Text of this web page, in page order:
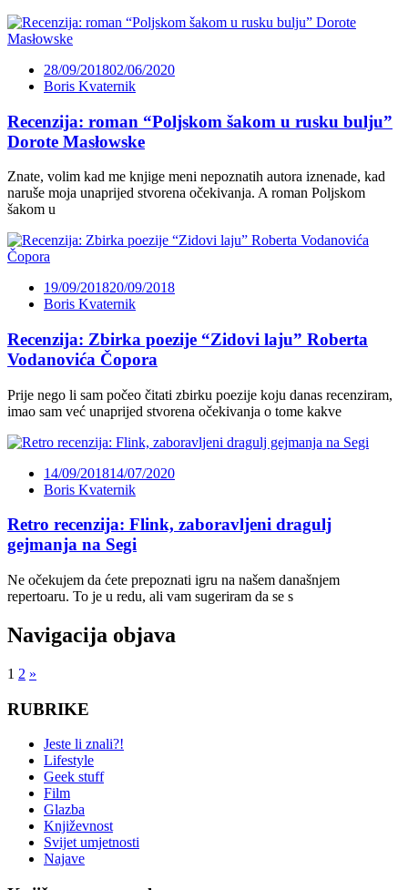
28/09/201802/06/2020
Boris Kvaternik
Recenzija: roman “Poljskom šakom u rusku bulju”
Dorote Masłowske
Znate, volim kad me knjige meni nepoznatih autora iznenade, kad
naruše moja unaprijed stvorena očekivanja. A roman Poljskom
šakom u
19/09/201820/09/2018
Boris Kvaternik
Recenzija: Zbirka poezije “Zidovi laju” Roberta
Vodanovića Čopora
Prije nego li sam počeo čitati zbirku poezije koju danas recenziram,
imao sam već unaprijed stvorena očekivanja o tome kakve
14/09/201814/07/2020
Boris Kvaternik
Retro recenzija: Flink, zaboravljeni dragulj
gejmanja na Segi
Ne očekujem da ćete prepoznati igru na našem današnjem
repertoaru. To je u redu, ali vam sugeriram da se s
Navigacija objava
1 2 »
RUBRIKE
Jeste li znali?!
Lifestyle
Geek stuff
Film
Glazba
Književnost
Svijet umjetnosti
Najave